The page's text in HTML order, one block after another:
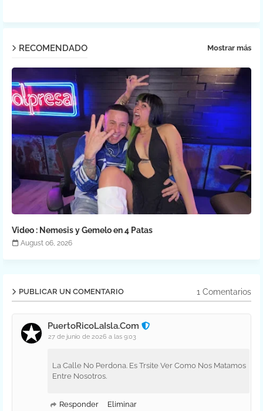
RECOMENDADO Mostrar más
Video : Nemesis y Gemelo en 4 Patas
August 06, 2026
PUBLICAR UN COMENTARIO 1 Comentarios
PuertoRicoLaIsla.Com
27 de junio de 2026 a las 9:03
La Calle No Perdona. Es Trsite Ver Como Nos Matamos
Entre Nosotros.
Responder Eliminar